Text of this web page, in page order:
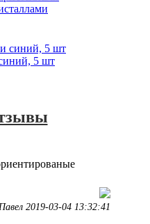
5 шт
2019-03-04 13:32:41